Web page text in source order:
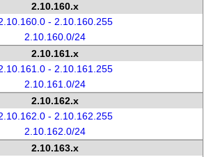
2.10.160.x
- 2.10.160.255
2.10.160.0/24
2.10.161.x
- 2.10.161.255
2.10.161.0/24
2.10.162.x
- 2.10.162.255
2.10.162.0/24
2.10.163.x